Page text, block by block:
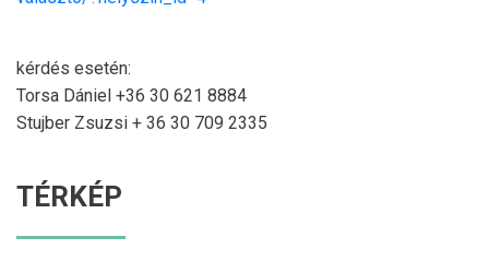
kérdés esetén:
Torsa Dániel +36 30 621 8884
Stujber Zsuzsi + 36 30 709 2335
TÉRKÉP